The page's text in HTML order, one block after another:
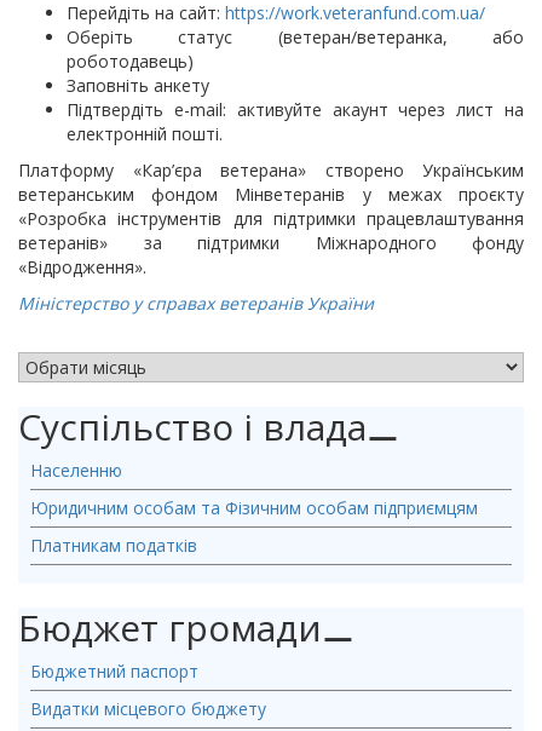
Перейдіть на сайт: https://work.veteranfund.com.ua/
Оберіть статус (ветеран/ветеранка, або
роботодавець)
Заповніть анкету
Підтвердіть e-mail: активуйте акаунт через лист на
електронній пошті.
Платформу «Кар’єра ветерана» створено Українським
ветеранським фондом Мінветеранів у межах проєкту
«Розробка інструментів для підтримки працевлаштування
ветеранів» за підтримки Міжнародного фонду
«Відродження».
Міністерство у справах ветеранів України
Суспільство і влада⚊
Населенню
Юридичним особам та Фізичним особам підприємцям
Платникам податків
Бюджет громади⚊
Бюджетний паспорт
Видатки місцевого бюджету